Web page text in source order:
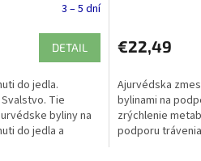
3 – 5 dní
DETAIL
do jedla.
Tie
byliny na
do jedla a
€22,49
Ajurvédska
bylinami na
zrýchlenie
podporu